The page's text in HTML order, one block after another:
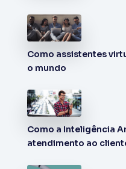
Como assistentes
o mundo
Como a Inteligência
atendimento ao